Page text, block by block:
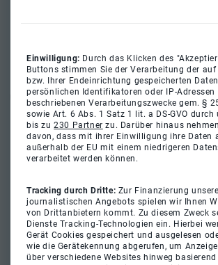
Einwilligung: Durch das Klicken des
Buttons stimmen Sie der Verarbeitung der auf
bzw. Ihrer Endeinrichtung gespeicherten
persönlichen Identifikatoren oder IP-Adressen
beschriebenen Verarbeitungszwecke gem. §
sowie Art. 6 Abs. 1 Satz 1 lit. a DS-GVO durch
bis zu230 Partner zu. Darüber hinaus
davon, dass mit ihrer Einwilligung ihre Daten
außerhalb der EU mit einem niedrigeren
verarbeitet werden können.
Tracking durch Dritte: Zur Finanzierung
journalistischen Angebots spielen wir Ihnen
von Drittanbietern kommt. Zu diesem Zweck
Dienste Tracking-Technologien ein. Hierbei
Gerät Cookies gespeichert und ausgelesen
wie die Gerätekennung abgerufen, um
über verschiedene Websites hinweg